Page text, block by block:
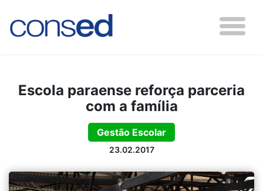
Escola paraense reforça parceria
com a família
Gestão Escolar
23.02.2017